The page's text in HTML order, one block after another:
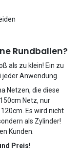
Rundballen?
als zu klein! Ein zu
Anwendung.
Netzen, die diese
Netz, nur
Es wird nicht
als Zylinder!
Kunden.
Preis!